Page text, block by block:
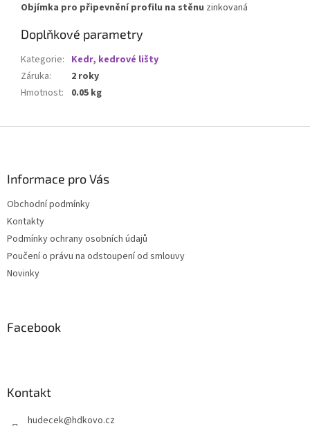
Objímka pro připevnění profilu na stěnu zinkovaná
Doplňkové parametry
Kategorie: Kedr, kedrové lišty
Záruka:
2 roky
Hmotnost: 0.05 kg
Informace pro Vás
Obchodní podmínky
Kontakty
Podmínky ochrany osobních údajů
Poučení o právu na odstoupení od smlouvy
Novinky
Facebook
Kontakt
hudecek@hdkovo.cz